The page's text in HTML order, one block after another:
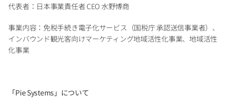
代表者：日本事業責任者 CEO 水野博商
事業内容：免税手続き電子化サービス（国税庁 承認送信事業者）、
インバウンド観光客向けマーケティング地域活性化事業、地域活性
化事業
「Pie Systems」について